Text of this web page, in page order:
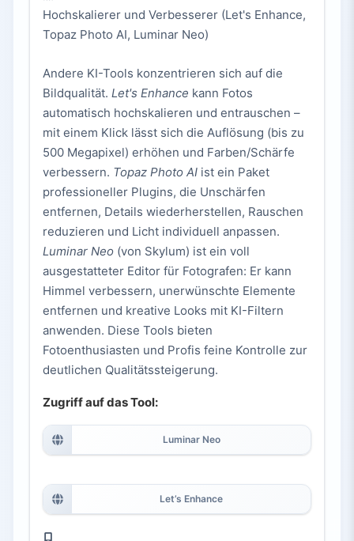
Hochskalierer und Verbesserer (Let's Enhance,
Topaz Photo AI, Luminar Neo)
Andere KI-Tools konzentrieren sich auf die
Bildqualität. Let's Enhance kann Fotos
automatisch hochskalieren und entrauschen –
mit einem Klick lässt sich die Auflösung (bis zu
500 Megapixel) erhöhen und Farben/Schärfe
verbessern. Topaz Photo AI ist ein Paket
professioneller Plugins, die Unschärfen
entfernen, Details wiederherstellen, Rauschen
reduzieren und Licht individuell anpassen.
Luminar Neo (von Skylum) ist ein voll
ausgestatteter Editor für Fotografen: Er kann
Himmel verbessern, unerwünschte Elemente
entfernen und kreative Looks mit KI-Filtern
anwenden. Diese Tools bieten
Fotoenthusiasten und Profis feine Kontrolle zur
deutlichen Qualitätssteigerung.
Zugriff auf das Tool:
Luminar Neo
Let’s Enhance